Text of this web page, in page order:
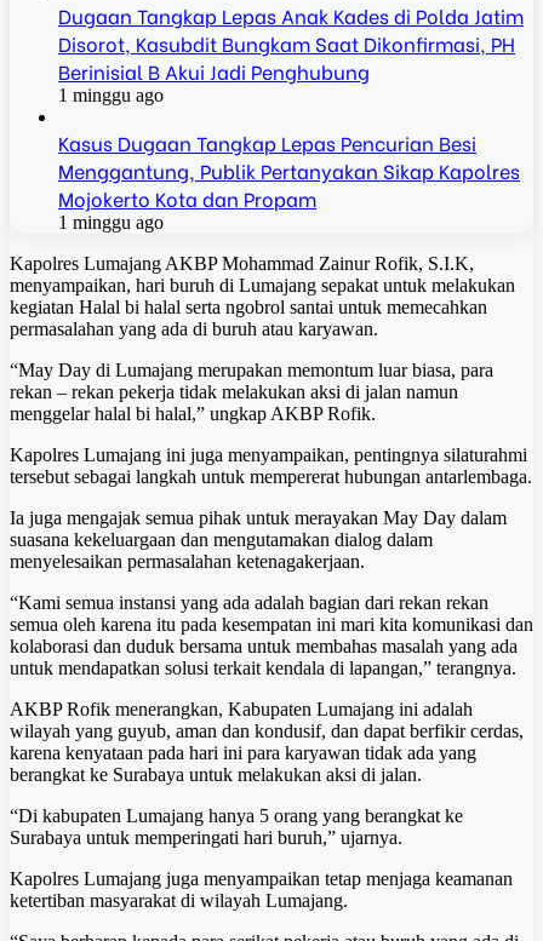
Dugaan Tangkap Lepas Anak Kades di Polda Jatim
Disorot, Kasubdit Bungkam Saat Dikonfirmasi, PH
Berinisial B Akui Jadi Penghubung
1 minggu ago
Kasus Dugaan Tangkap Lepas Pencurian Besi
Menggantung, Publik Pertanyakan Sikap Kapolres
Mojokerto Kota dan Propam
1 minggu ago
Kapolres Lumajang AKBP Mohammad Zainur Rofik, S.I.K,
menyampaikan, hari buruh di Lumajang sepakat untuk melakukan
kegiatan Halal bi halal serta ngobrol santai untuk memecahkan
permasalahan yang ada di buruh atau karyawan.
“May Day di Lumajang merupakan memontum luar biasa, para
rekan – rekan pekerja tidak melakukan aksi di jalan namun
menggelar halal bi halal,” ungkap AKBP Rofik.
Kapolres Lumajang ini juga menyampaikan, pentingnya silaturahmi
tersebut sebagai langkah untuk mempererat hubungan antarlembaga.
Ia juga mengajak semua pihak untuk merayakan May Day dalam
suasana kekeluargaan dan mengutamakan dialog dalam
menyelesaikan permasalahan ketenagakerjaan.
“Kami semua instansi yang ada adalah bagian dari rekan rekan
semua oleh karena itu pada kesempatan ini mari kita komunikasi dan
kolaborasi dan duduk bersama untuk membahas masalah yang ada
untuk mendapatkan solusi terkait kendala di lapangan,” terangnya.
AKBP Rofik menerangkan, Kabupaten Lumajang ini adalah
wilayah yang guyub, aman dan kondusif, dan dapat berfikir cerdas,
karena kenyataan pada hari ini para karyawan tidak ada yang
berangkat ke Surabaya untuk melakukan aksi di jalan.
“Di kabupaten Lumajang hanya 5 orang yang berangkat ke
Surabaya untuk memperingati hari buruh,” ujarnya.
Kapolres Lumajang juga menyampaikan tetap menjaga keamanan
ketertiban masyarakat di wilayah Lumajang.